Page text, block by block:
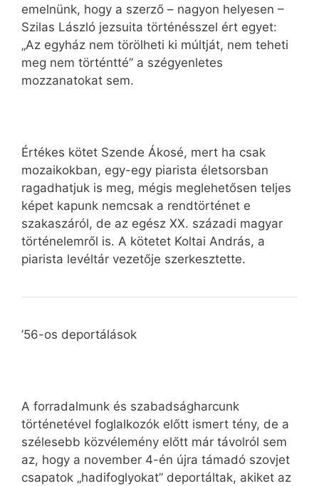
emelnünk, hogy a szerző – nagyon helyesen –
Szilas László jezsuita történésszel ért egyet:
„Az egyház nem törölheti ki múltját, nem teheti
meg nem történtté” a szégyenletes
mozzanatokat sem.
Értékes kötet Szende Ákosé, mert ha csak
mozaikokban, egy-egy piarista életsorsban
ragadhatjuk is meg, mégis meglehetősen teljes
képet kapunk nemcsak a rendtörténet e
szakaszáról, de az egész XX. századi magyar
történelemről is. A kötetet Koltai András, a
piarista levéltár vezetője szerkesztette.
’56-os deportálások
A forradalmunk és szabadságharcunk
történetével foglalkozók előtt ismert tény, de a
szélesebb közvélemény előtt már távolról sem
az, hogy a november 4-én újra támadó szovjet
csapatok „hadifoglyokat” deportáltak, akiket az